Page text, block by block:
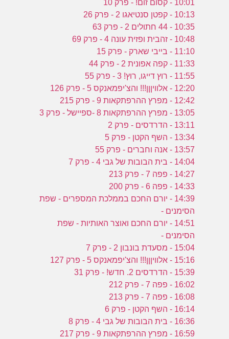
10:01 - קסום זום! - פרק 10
10:13 - קפטן סנטיאגו 2 - פרק 26
10:35 - 44 חתולים 2 - פרק 63
10:48 - זהבית ופזית עונה 4 - פרק 69
11:10 - בייבי שארק - פרק 15
11:33 - קפה אפונית 2 - פרק 44
11:55 - רוץ דייגו, רוץ! 3 - פרק 55
12:20 - אלוויןןן!!! והצ'יפמאנקס 5 - פרק 126
12:42 - מפרץ ההרפתקאות 9 - פרק 215
13:05 - מפרץ ההרפתקאות 8 -ספיישל - פרק 3
13:11 - הדרדסים - פרק 2
13:34 - השף הקטן - פרק 5
13:57 - אנה וחברים - פרק 55
14:04 - בית הבובות של גבי 4 - פרק 7
14:27 - פפה 7 - פרק 213
14:33 - פפה 6 - פרק 200
14:39 - יורם החכם בממלכת המספרים - שפת
הסימנים -
14:51 - יורם החכם ואוצר האותיות - שפת
הסימנים -
15:04 - מסעדת בונבון 2 - פרק 7
15:16 - אלוויןןן!!! והצ'יפמאנקס 5 - פרק 127
15:39 - הדרדסים 2. חדש! - פרק 31
16:02 - פפה 7 - פרק 212
16:08 - פפה 7 - פרק 213
16:14 - השף הקטן - פרק 6
16:36 - בית הבובות של גבי 4 - פרק 8
16:59 - מפרץ ההרפתקאות 9 - פרק 217